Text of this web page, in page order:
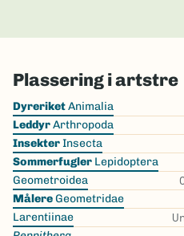
Plassering i artstre
Skip
the
list
DyreriketAnimalia
LeddyrArthropoda
InsekterInsecta
Sommerfugler Lepidoptera
Geometroidea
MålereGeometridae
Larentiinae